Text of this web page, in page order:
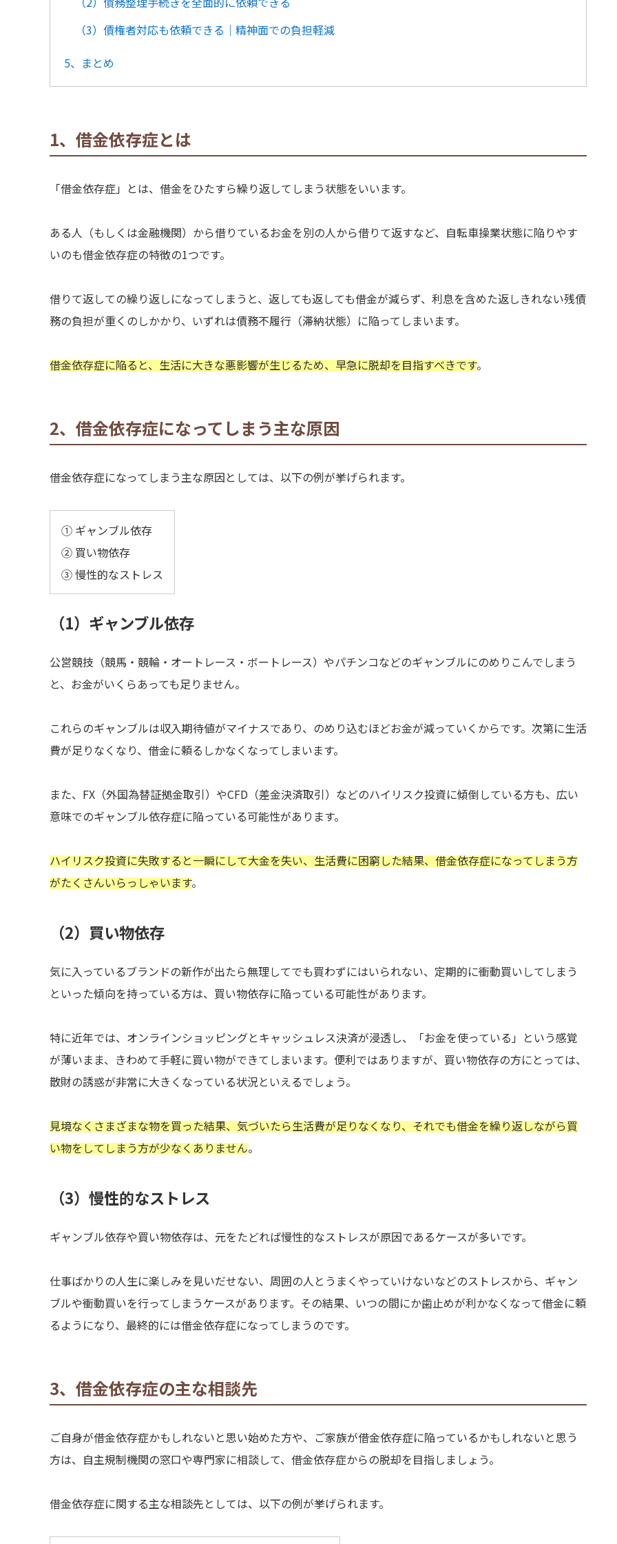
（3）債権者対応も依頼できる｜精神面での負担軽減
5、まとめ
1、借金依存症とは
「借金依存症」とは、借金をひたすら繰り返してしまう状態をいいます。
ある人（もしくは金融機関）から借りているお金を別の人から借りて返すなど、自転車操業状態に陥りやす
いのも借金依存症の特徴の1つです。
借りて返しての繰り返しになってしまうと、返しても返しても借金が減らず、利息を含めた返しきれない残債
務の負担が重くのしかかり、いずれは債務不履行（滞納状態）に陥ってしまいます。
借金依存症に陥ると、生活に大きな悪影響が生じるため、早急に脱却を目指すべきです。
2、借金依存症になってしまう主な原因
借金依存症になってしまう主な原因としては、以下の例が挙げられます。
① ギャンブル依存
② 買い物依存
③ 慢性的なストレス
（1）ギャンブル依存
公営競技（競馬・競輪・オートレース・ボートレース）やパチンコなどのギャンブルにのめりこんでしまう
と、お金がいくらあっても足りません。
これらのギャンブルは収入期待値がマイナスであり、のめり込むほどお金が減っていくからです。次第に生活
費が足りなくなり、借金に頼るしかなくなってしまいます。
また、FX（外国為替証拠金取引）やCFD（差金決済取引）などのハイリスク投資に傾倒している方も、広い
意味でのギャンブル依存症に陥っている可能性があります。
ハイリスク投資に失敗すると一瞬にして大金を失い、生活費に困窮した結果、借金依存症になってしまう方
がたくさんいらっしゃいます。
（2）買い物依存
気に入っているブランドの新作が出たら無理してでも買わずにはいられない、定期的に衝動買いしてしまう
といった傾向を持っている方は、買い物依存に陥っている可能性があります。
特に近年では、オンラインショッピングとキャッシュレス決済が浸透し、「お金を使っている」という感覚
が薄いまま、きわめて手軽に買い物ができてしまいます。便利ではありますが、買い物依存の方にとっては、
散財の誘惑が非常に大きくなっている状況といえるでしょう。
見境なくさまざまな物を買った結果、気づいたら生活費が足りなくなり、それでも借金を繰り返しながら買
い物をしてしまう方が少なくありません。
（3）慢性的なストレス
ギャンブル依存や買い物依存は、元をたどれば慢性的なストレスが原因であるケースが多いです。
仕事ばかりの人生に楽しみを見いだせない、周囲の人とうまくやっていけないなどのストレスから、ギャン
ブルや衝動買いを行ってしまうケースがあります。その結果、いつの間にか歯止めが利かなくなって借金に頼
るようになり、最終的には借金依存症になってしまうのです。
3、借金依存症の主な相談先
ご自身が借金依存症かもしれないと思い始めた方や、ご家族が借金依存症に陥っているかもしれないと思う
方は、自主規制機関の窓口や専門家に相談して、借金依存症からの脱却を目指しましょう。
借金依存症に関する主な相談先としては、以下の例が挙げられます。